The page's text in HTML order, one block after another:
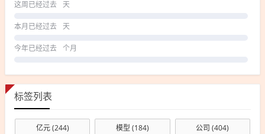
这周已经过去 天
本月已经过去 天
今年已经过去 个月
标签列表
亿元(244) 模型 (184) 公司 (404)